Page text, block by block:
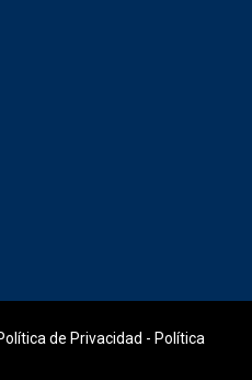
de Privacidad - Política